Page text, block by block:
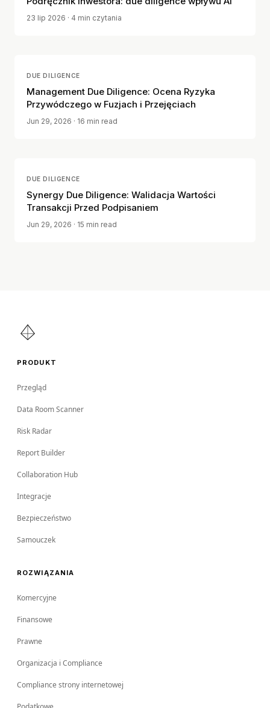
23 lip 2026 · 4 min czytania
DUE DILIGENCE
Management Due Diligence: Ocena Ryzyka
Przywódczego w Fuzjach i Przejęciach
Jun 29, 2026 · 16 min read
DUE DILIGENCE
Synergy Due Diligence: Walidacja Wartości
Transakcji Przed Podpisaniem
Jun 29, 2026 · 15 min read
PRODUKT
Przegląd
Data Room Scanner
Risk Radar
Report Builder
Collaboration Hub
Integracje
Bezpieczeństwo
Samouczek
ROZWIĄZANIA
Komercyjne
Finansowe
Prawne
Organizacja i Compliance
Compliance strony internetowej